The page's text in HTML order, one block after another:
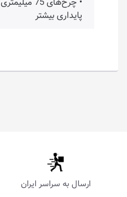
پایداری بیشتر
ارسال به سراسر ایران